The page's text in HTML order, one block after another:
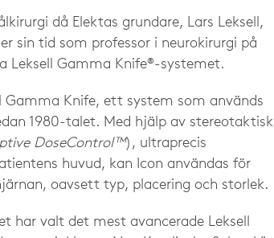
då Elektas grundare, Lars Leksell,
sin tid som professor i neurokirurgi på
Leksell Gamma Knife®-systemet.
Gamma Knife, ett system som används
1980-talet. Med hjälp av stereotaktisk
DoseControl™), ultraprecis
huvud, kan Icon användas för
oavsett typ, placering och storlek.
har valt det mest avancerade Leksell